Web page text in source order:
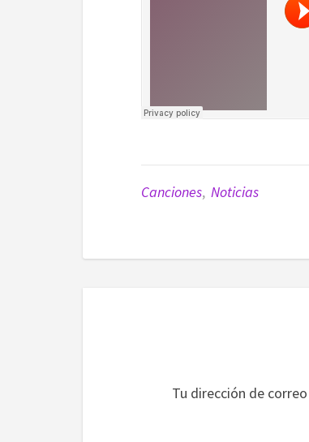
Canciones, Noticias
Tu dirección de